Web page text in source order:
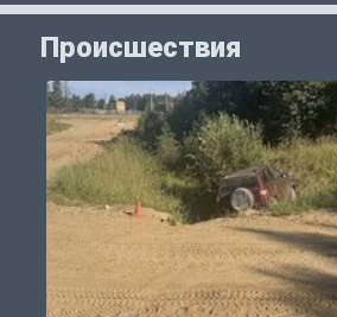
Происшествия